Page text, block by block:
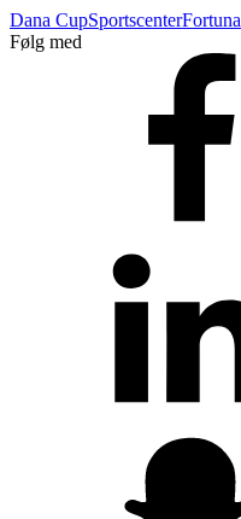
Dana CupSportscenterFortuna
Følg med